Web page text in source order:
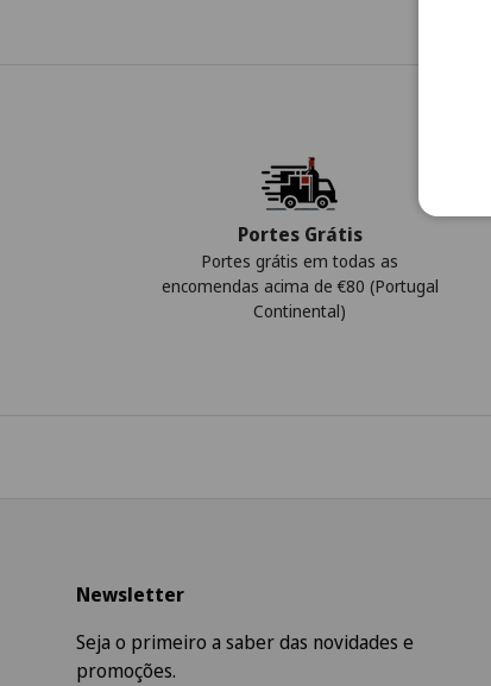
Portes Grátis
Portes grátis em todas as
encomendas acima de €80 (Portugal
Continental)
Newsletter
Seja o primeiro a saber das novidades e
promoções.